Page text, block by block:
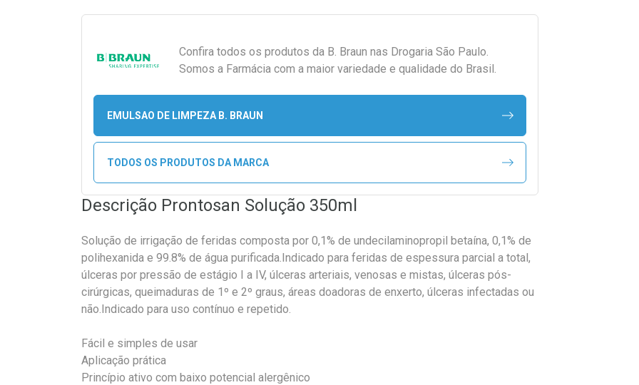
Confira todos os produtos da B. Braun nas Drogaria São Paulo.
Somos a Farmácia com a maior variedade e qualidade do Brasil.
EMULSAO DE LIMPEZA B. BRAUN
TODOS OS PRODUTOS DA MARCA
Descrição Prontosan Solução 350ml
Solução de irrigação de feridas composta por 0,1% de undecilaminopropil betaína, 0,1% de
polihexanida e 99.8% de água purificada.Indicado para feridas de espessura parcial a total,
úlceras por pressão de estágio I a IV, úlceras arteriais, venosas e mistas, úlceras pós-
cirúrgicas, queimaduras de 1º e 2º graus, áreas doadoras de enxerto, úlceras infectadas ou
não.Indicado para uso contínuo e repetido.
Fácil e simples de usar
Aplicação prática
Princípio ativo com baixo potencial alergênico